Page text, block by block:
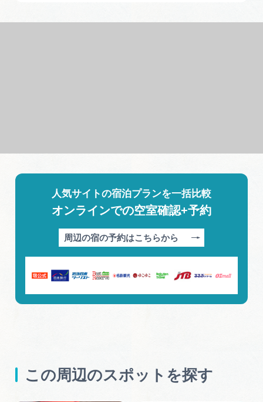
人気サイトの宿泊プランを一括比較
オンラインでの空室確認+予約
周辺の宿の予約はこちらから
この周辺のスポットを探す